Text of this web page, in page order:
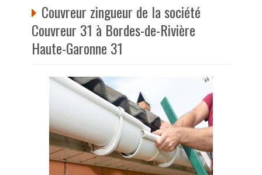
Couvreur zingueur de la société
Couvreur 31 à Bordes-de-Rivière
Haute-Garonne 31